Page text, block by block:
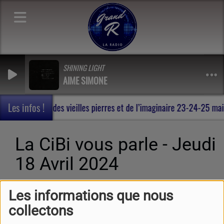
Les informations que nous
collectons
SHINING LIGHT
AIME SIMONE
Les infos !
, au milieu des vieilles pierres et de l’imaginaire 23-24-25
La CiBi vous parle - Jeudi
18 Avril 2024